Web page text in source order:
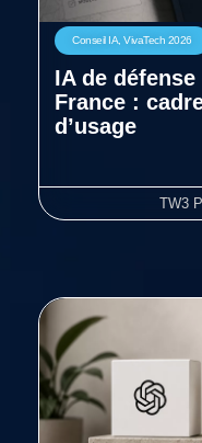
Conseil IA, VivaTech 2026
IA de
France :
d’usage
TW3